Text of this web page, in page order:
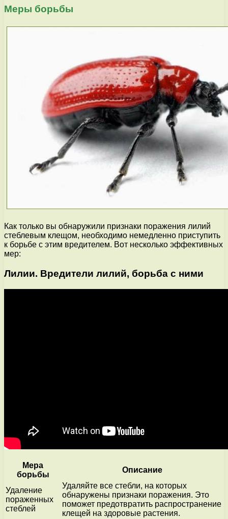
Меры борьбы
Как только вы обнаружили признаки поражения лилий
стеблевым клещом, необходимо немедленно приступить
к борьбе с этим вредителем. Вот несколько эффективных
мер:
Лилии. Вредители лилий, борьба с ними
Мера
борьбы
Описание
Удаление
пораженных
стеблей
Удаляйте все стебли, на которых
обнаружены признаки поражения. Это
поможет предотвратить распространение
клещей на здоровые растения.